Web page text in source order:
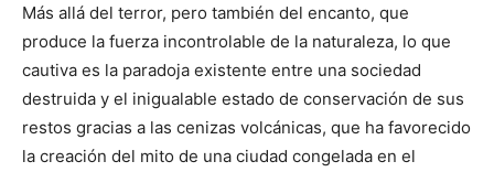
Más allá del terror, pero también del encanto, que
produce la fuerza incontrolable de la naturaleza, lo que
cautiva es la paradoja existente entre una sociedad
destruida y el inigualable estado de conservación de sus
restos gracias a las cenizas volcánicas, que ha favorecido
la creación del mito de una ciudad congelada en el